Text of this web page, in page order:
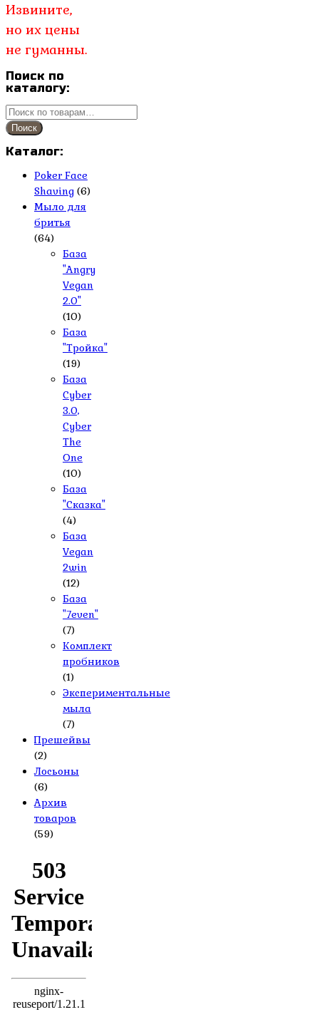
Извините,
но их цены
не гуманны.
Поиск по
каталогу:
Искать:
Поиск
Каталог:
Poker Face
Shaving (6)
Мыло для
бритья
(64)
База
"Angry
Vegan
2.0"
(10)
База
"Тройка"
(19)
База
Cyber
3.0,
Cyber
The
One
(10)
База
"Сказка"
(4)
База
Vegan
2win
(12)
База
"7even"
(7)
Комплект
пробников
(1)
Экспериментальные
мыла
(7)
Прешейвы
(2)
Лосьоны
(6)
Архив
товаров
(59)